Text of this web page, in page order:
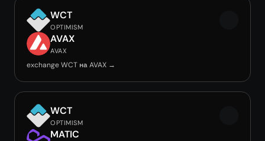
WCT
OPTIMISM
AVAX
AVAX
exchange WCT на AVAX →
WCT
OPTIMISM
MATIC